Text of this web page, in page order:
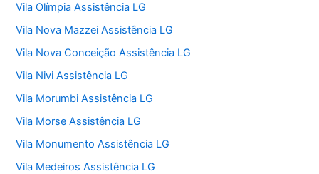
Vila Olímpia Assistência LG
Vila Nova Mazzei Assistência LG
Vila Nova Conceição Assistência LG
Vila Nivi Assistência LG
Vila Morumbi Assistência LG
Vila Morse Assistência LG
Vila Monumento Assistência LG
Vila Medeiros Assistência LG